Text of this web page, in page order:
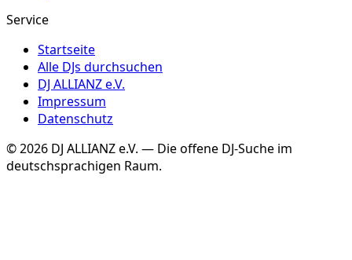
Service
Startseite
Alle DJs durchsuchen
DJ ALLIANZ e.V.
Impressum
Datenschutz
©2026 DJ ALLIANZ e.V. — Die offene DJ-Suche im
deutschsprachigen Raum.